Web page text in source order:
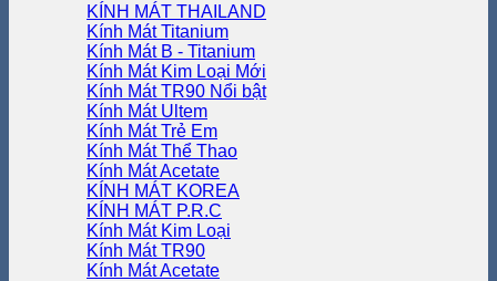
KÍNH MÁT THAILAND
Kính Mát Titanium
Kính Mát B - Titanium
Kính Mát Kim Loại
Kính Mát TR90
Kính Mát Ultem
Kính Mát Trẻ Em
Kính Mát Thể Thao
Kính Mát Acetate
KÍNH MÁT KOREA
KÍNH MÁT P.R.C
Kính Mát Kim Loại
Kính Mát TR90
Kính Mát Acetate